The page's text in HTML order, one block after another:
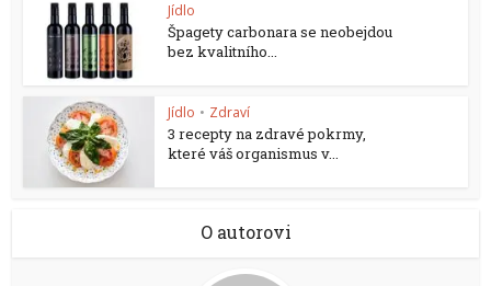
Jídlo
Špagety carbonara se neobejdou
bez kvalitního...
Jídlo • Zdraví
3 recepty na zdravé pokrmy,
které váš organismus v...
O autorovi